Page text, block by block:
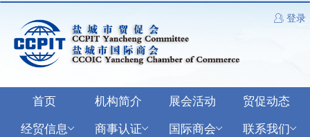
登录
首页 机构简介 展会活动
贸促动态
经贸信息
商事认证 国际商会 联系我们